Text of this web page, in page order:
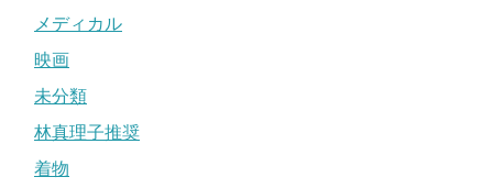
メディカル
映画
未分類
林真理子推奨
着物